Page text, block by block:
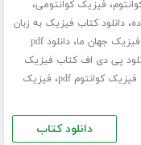
، فیزیک کوانتومی،
،دانلود کتاب فیزیک به زبان
فیزیک جهان ما،
دانلود pdf
پی دی اف کتاب فیزیک
فیزیک کوانتوم pdf ، فیزیک
دانلود کتاب